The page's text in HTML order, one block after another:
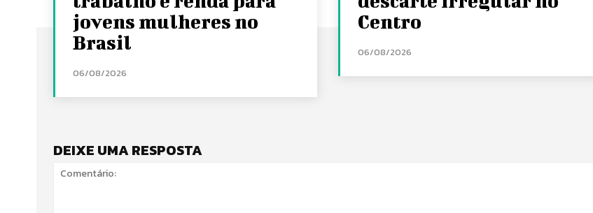
jovens mulheres no
Brasil
06/08/2026
Centro
06/08/2026
DEIXE UMA RESPOSTA